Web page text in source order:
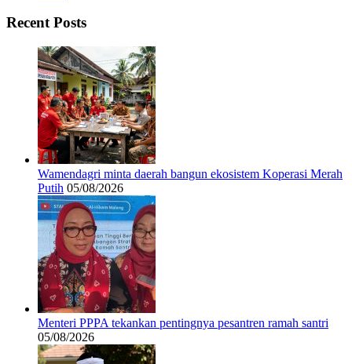
Recent Posts
Wamendagri minta daerah bangun ekosistem Koperasi Merah
Putih 05/08/2026
Menteri PPPA tekankan pentingnya pesantren ramah santri
05/08/2026